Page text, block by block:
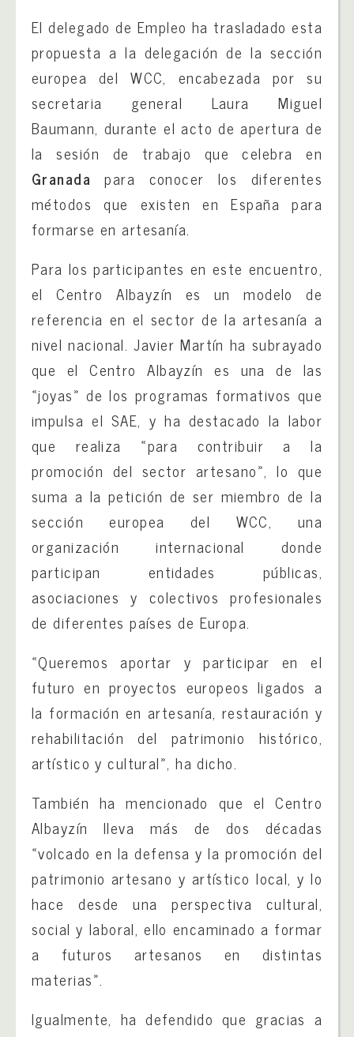
El delegado de Empleo ha trasladado esta
propuesta a la delegación de la sección
europea del WCC, encabezada por su
secretaria general Laura Miguel
Baumann, durante el acto de apertura de
la sesión de trabajo que celebra en
Granada para conocer los diferentes
métodos que existen en España para
formarse en artesanía.
Para los participantes en este encuentro,
el Centro Albayzín es un modelo de
referencia en el sector de la artesanía a
nivel nacional. Javier Martín ha subrayado
que el Centro Albayzín es una de las
«joyas» de los programas formativos que
impulsa el SAE, y ha destacado la labor
que realiza «para contribuir a la
promoción del sector artesano», lo que
suma a la petición de ser miembro de la
sección europea del WCC, una
organización internacional donde
participan entidades públicas,
asociaciones y colectivos profesionales
de diferentes países de Europa.
«Queremos aportar y participar en el
futuro en proyectos europeos ligados a
la formación en artesanía, restauración y
rehabilitación del patrimonio histórico,
artístico y cultural», ha dicho.
También ha mencionado que el Centro
Albayzín lleva más de dos décadas
«volcado en la defensa y la promoción del
patrimonio artesano y artístico local, y lo
hace desde una perspectiva cultural,
social y laboral, ello encaminado a formar
a futuros artesanos en distintas
materias».
Igualmente, ha defendido que gracias a